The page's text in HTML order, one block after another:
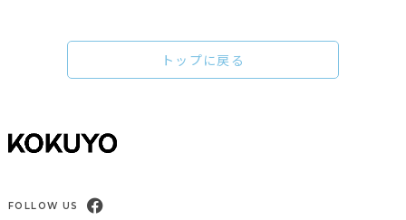
トップに戻る
FOLLOW US